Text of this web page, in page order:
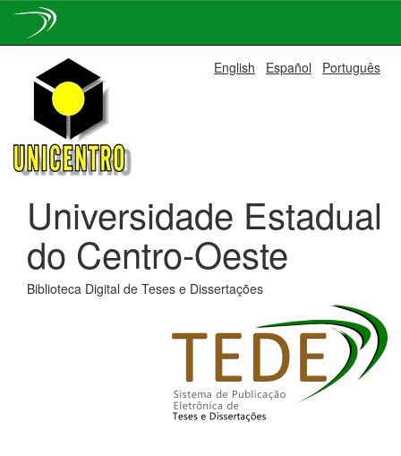
navigation
English Español Português
Universidade Estadual
do Centro-Oeste
Biblioteca Digital de Teses e Dissertações